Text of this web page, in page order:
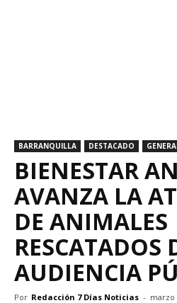
BARRANQUILLA DESTACADO
BIENESTAR
AVANZA LA
DE ANIMALES
RESCATADOS
AUDIENCIA
Por Redacción 7 Días Noticias - marzo